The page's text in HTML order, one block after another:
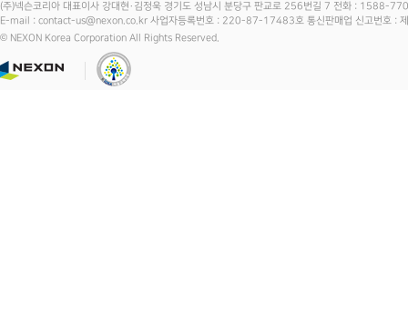
(주)넥슨코리아 대표이사 강대현·김정욱 경기도 성남시 분당구 판교로 256번길 7 전화 :
E-mail : contact-us@nexon.co.kr 사업자등록번호 : 220-87-17483호 통신판매업 신고번호 :
© NEXON Korea Corporation All Rights Reserved.